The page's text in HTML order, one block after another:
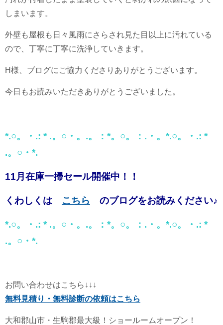
しまいます。
外壁も屋根も日々風雨にさらされ見た目以上に汚れている
ので、丁寧に丁寧に洗浄していきます。
H様、ブログにご協力くださりありがとうございます。
今日もお読みいただきありがとうございました。
*.○。・.: * .。○・。.。：*。○。：.・。*.○。・.: *
.。○・*.
11月在庫一掃セール開催中！！
くわしくは こちら のブログをお読みください♪
*.○。・.: * .。○・。.。：*。○。：.・。*.○。・.: *
.。○・*.
お問い合わせはこちら↓↓↓
無料見積り・無料診断の依頼はこちら
大和郡山市・生駒郡最大級！ショールームオープン！